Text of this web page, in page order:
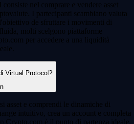
nel comprare e vendere asset
I partecipanti scambiano valuta
de sfruttare i movimenti di
molti scelgono piattaforme
per accedere a una liquidità
Virtual Protocol?
asset e comprendi le dinamiche di
intuitivo, crea un account e completa
Crypto.com è il punto di partenza ideale,